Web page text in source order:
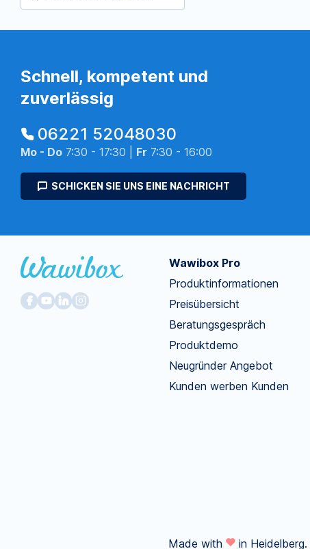
Schnell, kompetent und
zuverlässig
06221 52048030
Mo - Do 7:30 - 17:30 | Fr 7:30 - 16:00
SCHICKEN SIE UNS EINE NACHRICHT
Wawibox Pro
Produktinformationen
Preisübersicht
Beratungsgespräch
Produktdemo
Neugründer Angebot
Kunden werben Kunden
Made with in Heidelberg.